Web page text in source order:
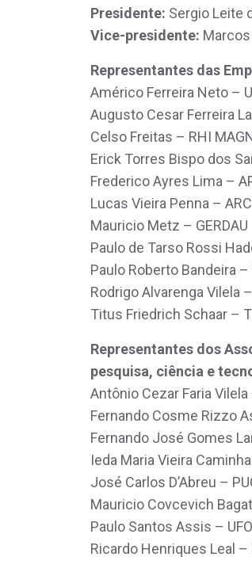
Presidente: Sergio
Vice-presidente:
Representantes das
Américo Ferreira Neto –
Augusto Cesar Ferreira
Celso Freitas – RHI
Erick Torres Bispo dos
Frederico Ayres Lima –
Lucas Vieira Penna –
Mauricio Metz – GERDAU
Paulo de Tarso Rossi
Paulo Roberto Bandeira –
Rodrigo Alvarenga Vilela
Titus Friedrich Schaar –
Representantes dos
pesquisa, ciência e
Antônio Cezar Faria Vilela
Fernando Cosme Rizzo
Fernando José Gomes
Ieda Maria Vieira
José Carlos D’Abreu –
Mauricio Covcevich
Paulo Santos Assis –
Ricardo Henriques Leal –